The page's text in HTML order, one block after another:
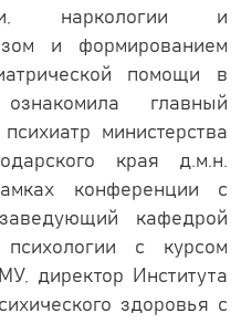
наркологии и
и формированием
помощи в
главный
министерства
края д.м.н.
конференции с
кафедрой
с курсом
директор Института
здоровья с